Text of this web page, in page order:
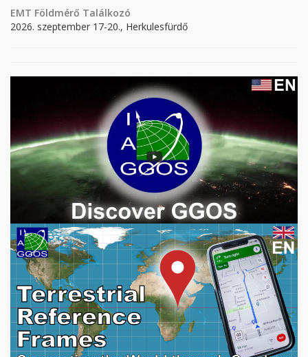
EMT Földmérő Találkozó
2026. szeptember 17-20., Herkulesfürdő